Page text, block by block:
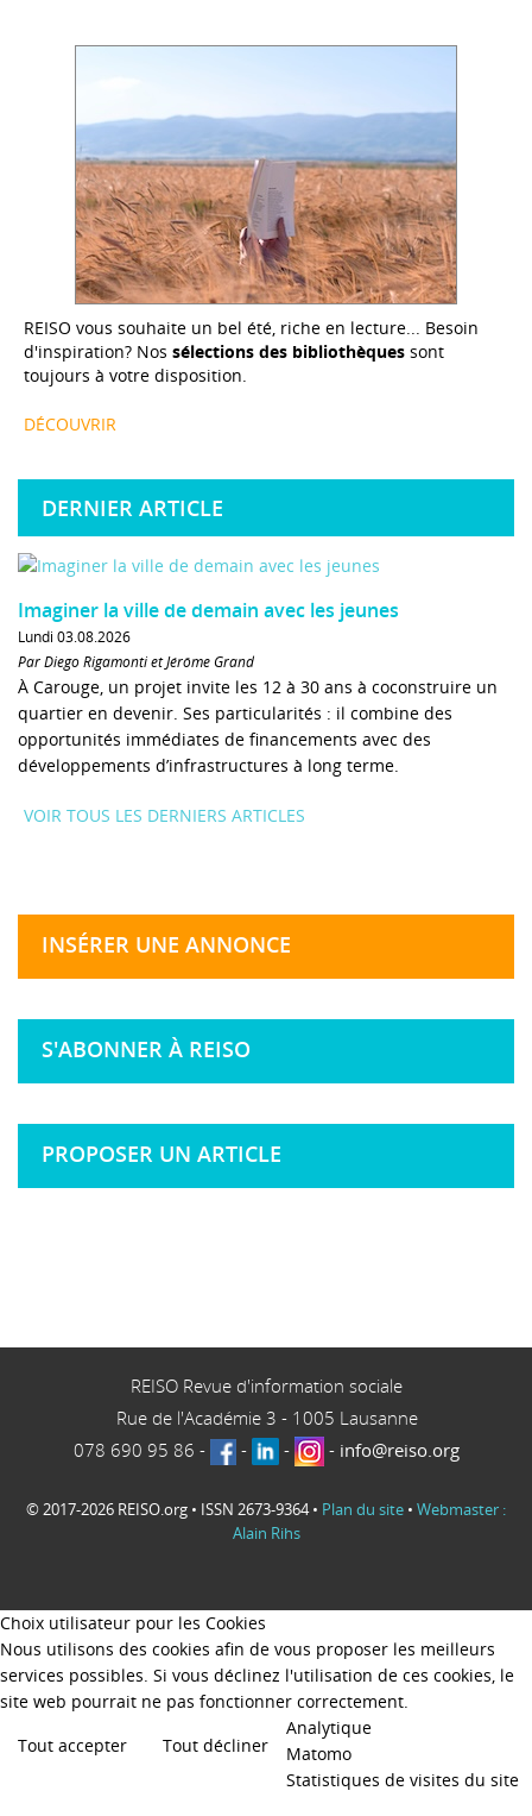
REISO vous souhaite un bel été, riche en lecture... Besoin
d'inspiration? Nos sélections des bibliothèques sont
toujours à votre disposition.
DÉCOUVRIR
DERNIER ARTICLE
Imaginer la ville de demain avec les jeunes
Lundi 03.08.2026
Par Diego Rigamonti et Jérôme Grand
À Carouge, un projet invite les 12 à 30 ans à coconstruire un
quartier en devenir. Ses particularités : il combine des
opportunités immédiates de financements avec des
développements d’infrastructures à long terme.
VOIR TOUS LES DERNIERS ARTICLES
INSÉRER UNE ANNONCE
S'ABONNER À REISO
PROPOSER UN ARTICLE
REISO Revue d'information sociale
Rue de l'Académie 3 - 1005 Lausanne
078 690 95 86 - - - - info@reiso.org
© 2017-2026 REISO.org • ISSN 2673-9364 • Plan du site • Webmaster :
Alain Rihs
Choix utilisateur pour les Cookies
Nous utilisons des cookies afin de vous proposer les meilleurs
services possibles. Si vous déclinez l'utilisation de ces cookies, le
site web pourrait ne pas fonctionner correctement.
Tout accepter
Tout décliner
Analytique
Matomo
Statistiques de visites du site